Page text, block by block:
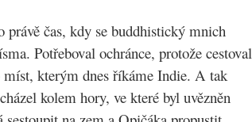
čas, kdy se buddhistický mnich
Potřeboval ochránce, protože cestoval
míst, kterým dnes říkáme Indie. A tak
kolem hory, ve které byl uvězněn